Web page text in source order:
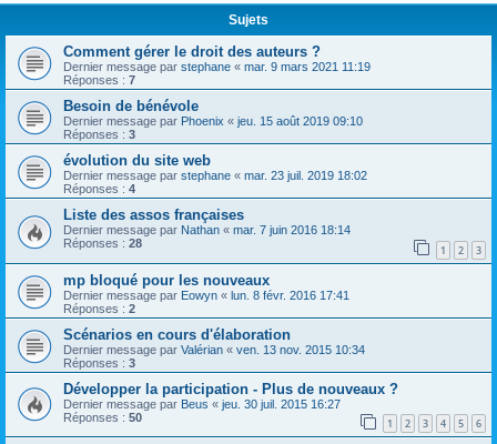
Sujets
Comment gérer le droit des auteurs ?
Dernier message par stephane « mar. 9 mars 2021 11:19
Réponses : 7
Besoin de bénévole
Dernier message par Phoenix « jeu. 15 août 2019 09:10
Réponses : 3
évolution du site web
Dernier message par stephane « mar. 23 juil. 2019 18:02
Réponses : 4
Liste des assos françaises
Dernier message par Nathan « mar. 7 juin 2016 18:14
Réponses : 28 1 2 3
mp bloqué pour les nouveaux
Dernier message par Eowyn « lun. 8 févr. 2016 17:41
Réponses : 2
Scénarios en cours d'élaboration
Dernier message par Valérian « ven. 13 nov. 2015 10:34
Réponses : 3
Développer la participation - Plus de nouveaux ?
Dernier message par Beus « jeu. 30 juil. 2015 16:27
Réponses : 50 1 2 3 4 5 6